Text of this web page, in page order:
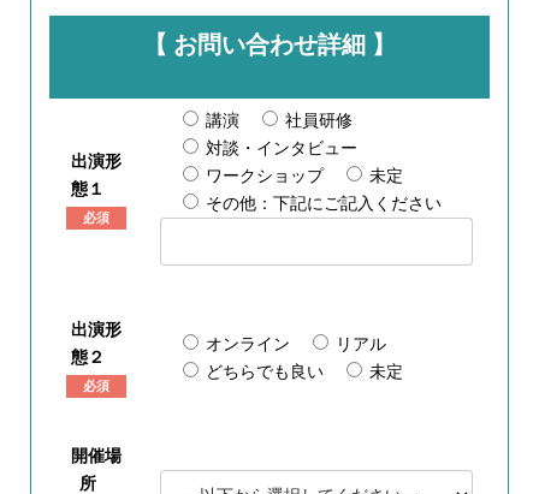
【 お問い合わせ詳細 】
出演形
態１
必須
講演
社員研修
対談・インタビュー
ワークショップ
未定
その他：下記にご記入ください
出演形
態２
必須
オンライン
リアル
どちらでも良い
未定
開催場
所